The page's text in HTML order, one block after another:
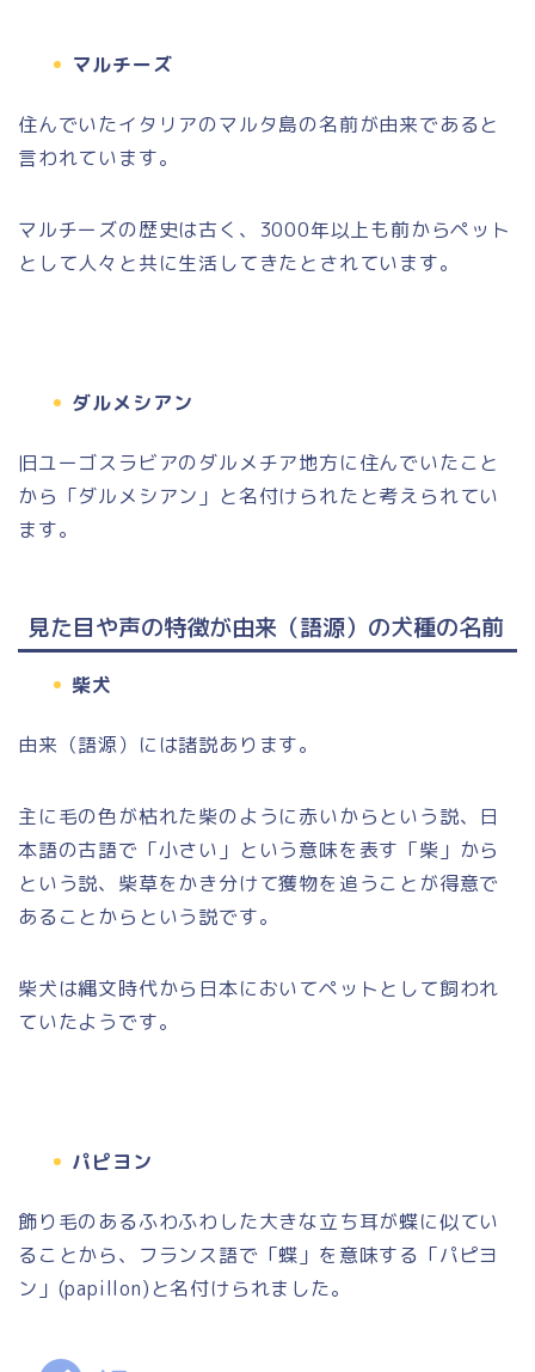
マルチーズ
住んでいたイタリアのマルタ島の名前が由来であると
言われています。
マルチーズの歴史は古く、 3000年以上も前からペット
として人々と共に生活してきたとされています。
ダルメシアン
旧ユーゴスラビアのダルメチア地方に住んでいたこと
から「ダルメシアン」と名付けられたと考えられてい
ます。
見た目や声の特徴が由来（語源）の犬種の名前
柴犬
由来（語源）には諸説あります。
主に毛の色が枯れた柴のように赤いからという説、日
本語の古語で「小さい」という意味を表す「柴」から
という説、柴草をかき分けて獲物を追うことが得意で
あることからという説です。
柴犬は縄文時代から日本においてペットとして飼われ
ていたようです。
パピヨン
飾り毛のあるふわふわした大きな立ち耳が蝶に似てい
ることから、フランス語で「蝶」を意味する「パピヨ
ン」 (papillon)と名付けられました。